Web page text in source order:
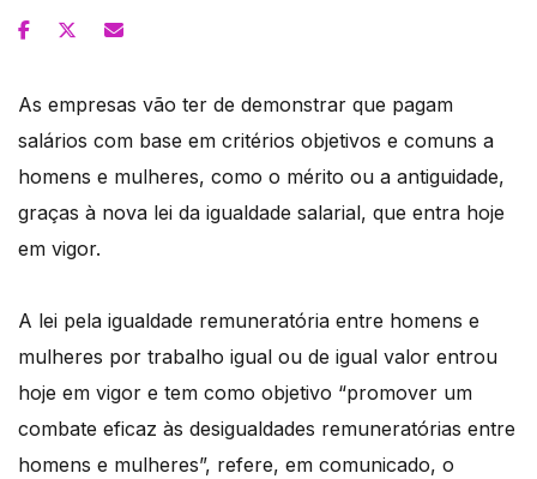
As empresas vão ter de demonstrar que pagam
salários com base em critérios objetivos e comuns a
homens e mulheres, como o mérito ou a antiguidade,
graças à nova lei da igualdade salarial, que entra hoje
em vigor.
A lei pela igualdade remuneratória entre homens e
mulheres por trabalho igual ou de igual valor entrou
hoje em vigor e tem como objetivo “promover um
combate eficaz às desigualdades remuneratórias entre
homens e mulheres”, refere, em comunicado, o